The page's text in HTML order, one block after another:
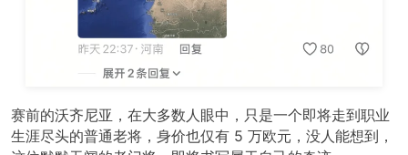
赛前的沃齐尼亚，在大多数人眼中，只是一个即将走到职业
生涯尽头的普通老将，身价也仅有 5 万欧元，没人能想到，